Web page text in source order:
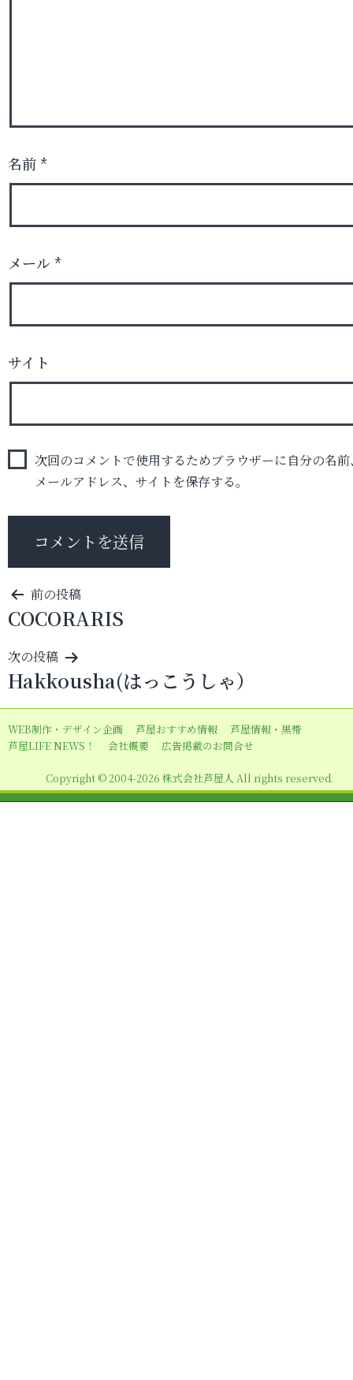
名前 *
メール *
サイト
次回のコメントで使用するためブラウザーに自分の名前
メールアドレス、サイトを保存する。
投
稿
ナ
ビ
ゲ
ー
シ
ン
前の投稿
COCORARIS
次の投稿
Hakkousha(はっこうしゃ）
WEB制作・デザイン企画 芦屋おすすめ情報
芦屋情報・黒帯
芦屋LIFE NEWS！
会社概要 広告掲載のお問合せ
Copyright © 2004-2026 株式会社芦屋人 All rights reserved.